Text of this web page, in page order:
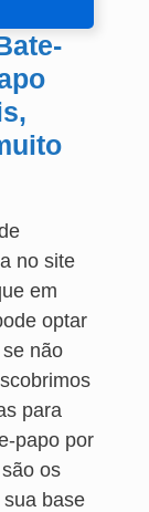
no site
em
optar
não
para
papo por
os
base